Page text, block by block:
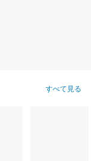
すべて見る